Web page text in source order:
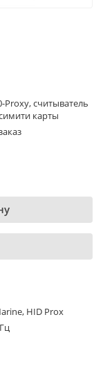
Proxy, считыватель
карты
HID Prox